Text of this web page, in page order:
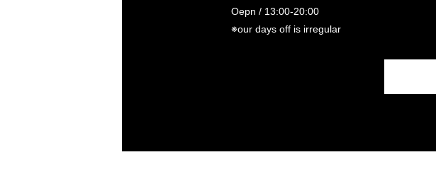
Oepn / 13:00-20:00
※our days off is irregular